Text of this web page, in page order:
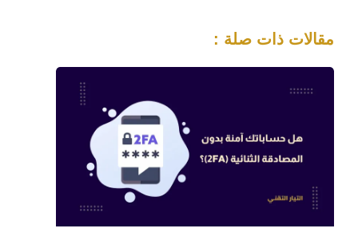
مقالات ذات صلة :